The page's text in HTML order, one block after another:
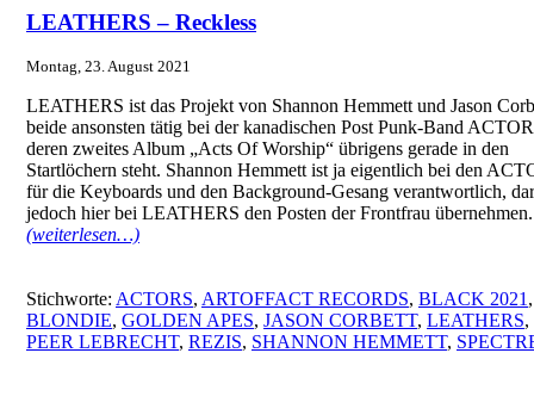
LEATHERS – Reckless
Montag, 23. August 2021
LEATHERS ist das Projekt von Shannon Hemmett und Jason
beide ansonsten tätig bei der kanadischen Post Punk-Band
deren zweites Album „Acts Of Worship“ übrigens gerade in den
Startlöchern steht. Shannon Hemmett ist ja eigentlich bei den
für die Keyboards und den Background-Gesang verantwortlich,
jedoch hier bei LEATHERS den Posten der Frontfrau übernehmen.
(weiterlesen…)
Stichworte: ACTORS, ARTOFFACT RECORDS, BLACK 2021 ,
BLONDIE, GOLDEN APES, JASON CORBETT, LEATHERS,
PEER LEBRECHT, REZIS, SHANNON HEMMETT,